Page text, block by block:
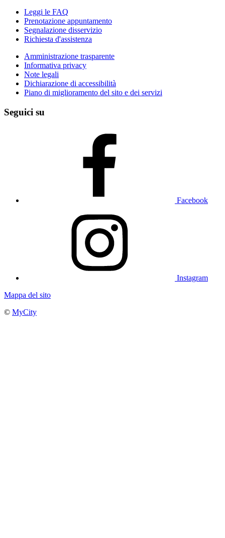
Leggi le FAQ
Prenotazione appuntamento
Segnalazione disservizio
Richiesta d'assistenza
Amministrazione trasparente
Informativa privacy
Note legali
Dichiarazione di accessibilità
Piano di miglioramento del sito e dei servizi
Seguici su
Facebook
Instagram
Mappa del sito
© MyCity